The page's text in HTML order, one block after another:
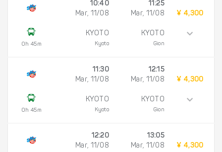
0h 45m
10:40
Mar, 11/08
KYOTO
Kyoto
11:25
Mar, 11/08
KYOTO
Gion
¥ 4,300
0h 45m
11:30
Mar, 11/08
KYOTO
Kyoto
12:15
Mar, 11/08
KYOTO
Gion
¥ 4,300
12:20
Mar, 11/08
13:05
Mar, 11/08
¥ 4,300